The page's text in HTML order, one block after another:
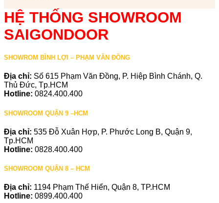
HỆ THỐNG SHOWROOM
SAIGONDOOR
SHOWROM BÌNH LỢI – PHẠM VĂN ĐỒNG
Địa chỉ: Số 615 Phạm Văn Đồng, P. Hiệp Bình Chánh, Q.
Thủ Đức, Tp.HCM
Hotline: 0824.400.400
SHOWROOM QUẬN 9 –HCM
Địa chỉ: 535 Đỗ Xuân Hợp, P. Phước Long B, Quận 9,
Tp.HCM
Hotline: 0828.400.400
SHOWROOM QUẬN 8 – HCM
Địa chỉ: 1194 Phạm Thế Hiển, Quận 8, TP.HCM
Hotline: 0899.400.400